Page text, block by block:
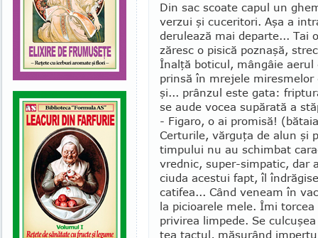
Din sac scoate capul un
verzui şi cuceritori. Aşa a
derulează mai de­par­te... Tai
zăresc o pisică poznaşă,
Înalţă bo­ticul, mângâie
prinsă în mrejele
şi... prânzul este gata:
se aude vocea supărată a
- Figaro, o ai promisă!
Certurile, vărguţa de alun şi
timpului nu au schimbat
vrednic, super-simpatic, dar
ciuda acestui fapt, îl
ca­ti­fea... Când veneam în
la picioarele mele. Îmi
privirea limpede. Se
tea tactul, măsurând